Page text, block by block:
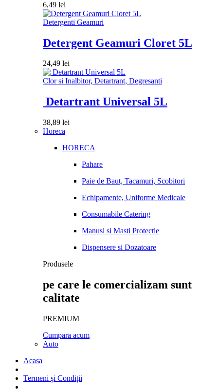
6,49 lei
Detergenti Geamuri
Detergent Geamuri Cloret 5L
24,49 lei
Clor si Inalbitor, Detartrant, Degresanti
Detartrant Universal 5L
38,89 lei
Horeca
HORECA
Pahare
Paie de Baut, Tacamuri, Scobitori
Echipamente, Uniforme Medicale
Consumabile Catering
Manusi si Masti Protectie
Dispensere si Dozatoare
Produsele
pe care le comercializam sunt
calitate
PREMIUM
Cumpara acum
Auto
Acasa
Termeni și Condiții